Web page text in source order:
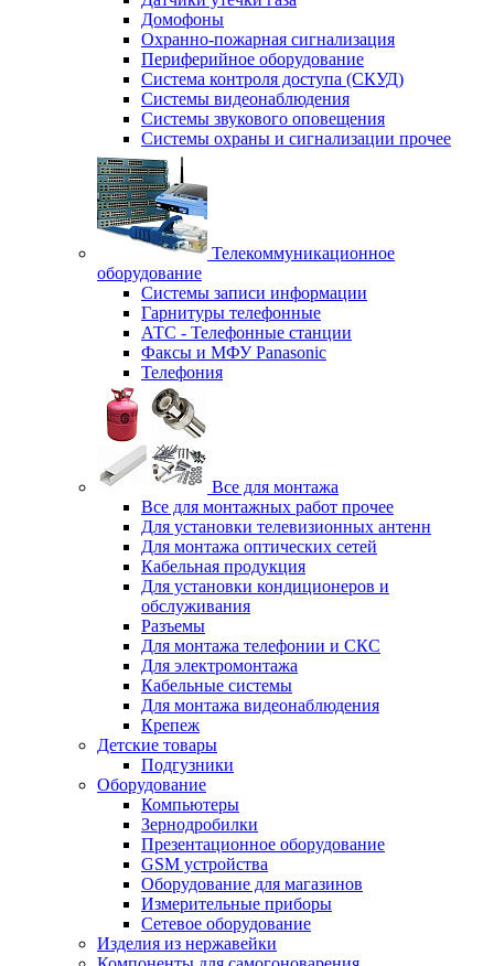
Домофоны
Охранно-пожарная сигнализация
Периферийное оборудование
Система контроля доступа (СКУД)
Системы видеонаблюдения
Системы звукового оповещения
Системы охраны и сигнализации прочее
Телекоммуникационное
оборудование
Системы записи информации
Гарнитуры телефонные
АТС - Телефонные станции
Факсы и МФУ Panasonic
Телефония
Все для монтажа
Все для монтажных работ прочее
Для установки телевизионных антенн
Для монтажа оптических сетей
Кабельная продукция
Для установки кондиционеров и
обслуживания
Разъемы
Для монтажа телефонии и СКС
Для электромонтажа
Кабельные системы
Для монтажа видеонаблюдения
Крепеж
Детские товары
Подгузники
Оборудование
Компьютеры
Зернодробилки
Презентационное оборудование
GSM устройства
Оборудование для магазинов
Измерительные приборы
Сетевое оборудование
Изделия из нержавейки